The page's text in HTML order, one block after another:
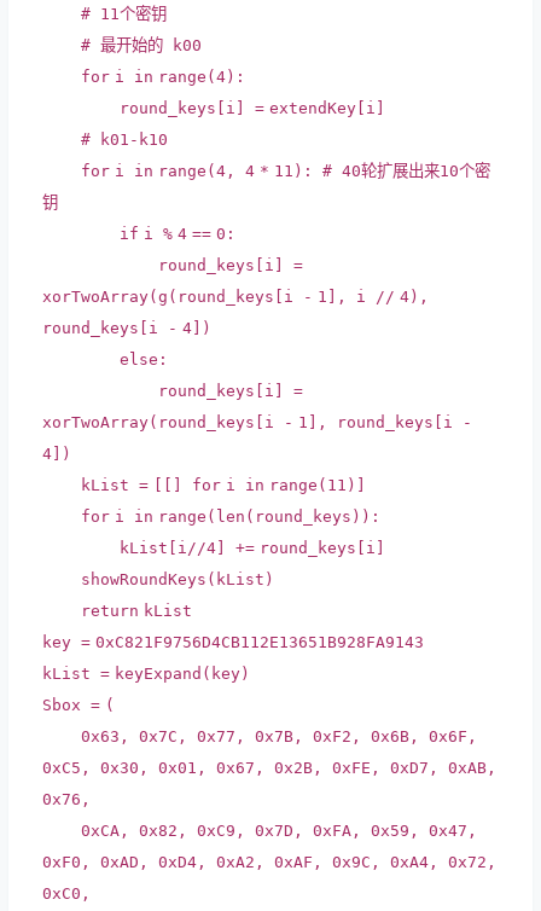
# 11个密钥
# 最开始的 k00
for i in range(4):
round_keys[i] = extendKey[i]
# k01-k10
for i in range(4, 4 * 11 ): # 40轮扩展出来10个密
钥
if i % 4 == 0 :
round_keys[i] =
xorTwoArray(g(round_keys[i
- 1 ], i // 4),
round_keys[i
- 4])
else :
round_keys[i] =
xorTwoArray(round_keys[i
- 1 ], round_keys[i
-
4])
kList = [[] for i in range(11 )]
for i in range(len(round_keys)):
kList[i //4] += round_keys[i]
showRoundKeys(kList)
return kList
key = 0xC821F9756D4CB112E13651B928FA9143
kList = keyExpand(key)
Sbox = (
0x63 , 0x7C , 0x77 , 0x7B, 0xF2 , 0x6B, 0x6F ,
0xC5 , 0x30 , 0x01 , 0x67 , 0x2B, 0xFE , 0xD7 , 0xAB,
0x76 ,
0xCA, 0x82 , 0xC9 , 0x7D , 0xFA, 0x59 , 0x47 ,
0xF0 , 0xAD , 0xD4, 0xA2 , 0xAF , 0x9C , 0xA4, 0x72 ,
0xC0 ,